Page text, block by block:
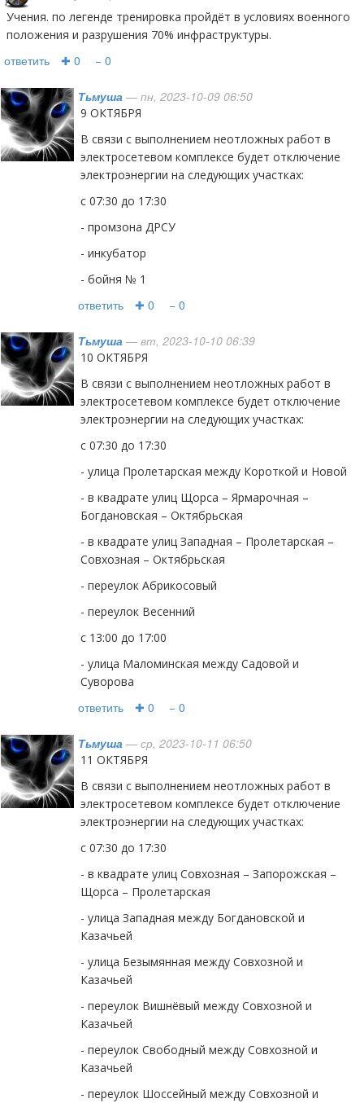
Учения. по легенде тренировка пройдёт в условиях военного
положения и разрушения 70% инфраструктуры.
ответить ✚ 0 − 0
Тьмуша — пн, 2023-10-09 06:50
9 ОКТЯБРЯ
В связи с выполнением неотложных работ в
электросетевом комплексе будет отключение
электроэнергии на следующих участках:
с 07:30 до 17:30
- промзона ДРСУ
- инкубатор
- бойня № 1
ответить ✚ 0 − 0
Тьмуша — вт, 2023-10-10 06:39
10 ОКТЯБРЯ
В связи с выполнением неотложных работ в
электросетевом комплексе будет отключение
электроэнергии на следующих участках:
с 07:30 до 17:30
- улица Пролетарская между Короткой и Новой
- в квадрате улиц Щорса – Ярмарочная –
Богдановская – Октябрьская
- в квадрате улиц Западная – Пролетарская –
Совхозная – Октябрьская
- переулок Абрикосовый
- переулок Весенний
с 13:00 до 17:00
- улица Маломинская между Садовой и
Суворова
ответить ✚ 0 − 0
Тьмуша — ср, 2023-10-11 06:50
11 ОКТЯБРЯ
В связи с выполнением неотложных работ в
электросетевом комплексе будет отключение
электроэнергии на следующих участках:
с 07:30 до 17:30
- в квадрате улиц Совхозная – Запорожская –
Щорса – Пролетарская
- улица Западная между Богдановской и
Казачьей
- улица Безымянная между Совхозной и
Казачьей
- переулок Вишнёвый между Совхозной и
Казачьей
- переулок Свободный между Совхозной и
Казачьей
- переулок Шоссейный между Совхозной и